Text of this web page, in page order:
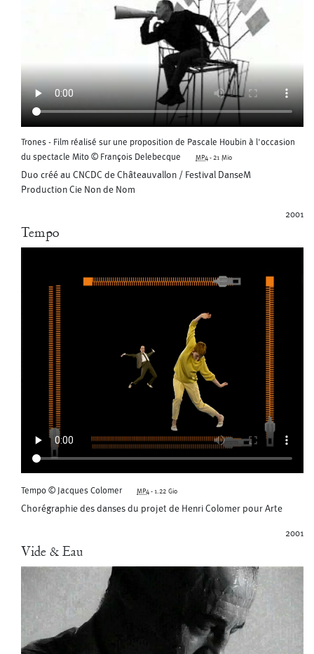
Trones - Film réalisé sur une proposition de Pascale Houbin à l'occasion
du spectacle Mito © François Delebecque
MP4-21 Mio
Duo créé au CNCDC de Châteauvallon / Festival DanseM
Production Cie Non de Nom
2001
Tempo
Tempo © Jacques Colomer MP4-1.22 Gio
Chorégraphie des danses du projet de Henri Colomer pour Arte
2001
Vide & Eau